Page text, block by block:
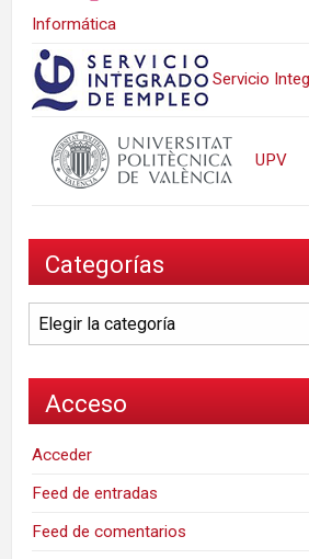
Informática
Servicio
UPV
Categorías
Categorías
Acceso
Acceder
Feed de entradas
Feed de comentarios